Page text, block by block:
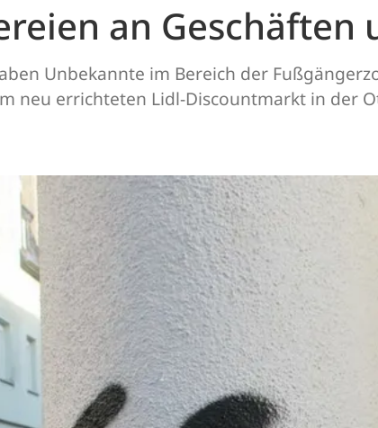
an Geschäften
Unbekannte im Bereich der
neu errichteten Lidl-Discountmarkt in der